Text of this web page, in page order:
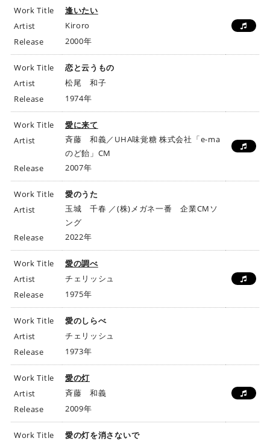
Work Title
逢いたい
Artist
Kiroro
Release
2000年
Work Title
恋と云うもの
Artist
松尾 和子
Release
1974年
Work Title
愛に来て
Artist
斉藤 和義／UHA味覚糖 株式会社「e-ma
のど飴」CM
Release
2007年
Work Title
愛のうた
Artist
玉城 千春 ／(株)メガネ一番 企業CMソ
ング
Release
2022年
Work Title
愛の調べ
Artist
チェリッシュ
Release
1975年
Work Title
愛のしらべ
Artist
チェリッシュ
Release
1973年
Work Title
愛の灯
Artist
斉藤 和義
Release
2009年
Work Title
愛の灯を消さないで